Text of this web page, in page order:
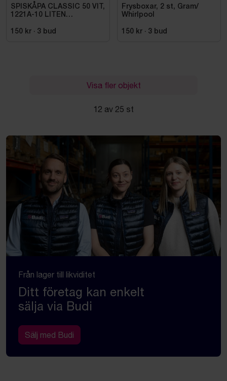
SPISKÅPA CLASSIC 50 VIT,
1221A-10 LITEN
150 kr · 3 bud
Frysboxar, 2 st, Gram/
Whirlpool
150 kr · 3 bud
Visa fler objekt
12 av 25 st
Från lager till likviditet
Ditt företag kan enkelt
sälja via Budi
Sälj med Budi